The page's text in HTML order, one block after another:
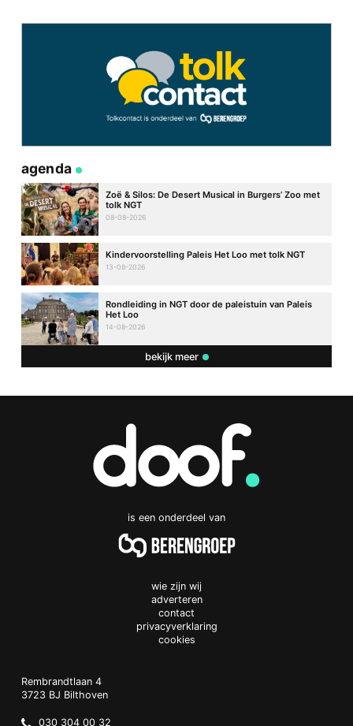
agenda
Zoë & Silos: De Desert Musical in Burgers’ Zoo met
tolk NGT
08-08-2026
Kindervoorstelling Paleis Het Loo met tolk NGT
13-08-2026
Rondleiding in NGT door de paleistuin van Paleis
Het Loo
14-08-2026
bekijk meer
is een onderdeel van
wie zijn wij
adverteren
contact
privacyverklaring
cookies
Doof.nl
work
Rembrandtlaan 4
3723 BJ Bilthoven
Netherlands
030 304 00 32